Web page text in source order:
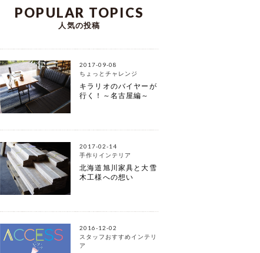
POPULAR TOPICS
人気の投稿
2017-09-08
ちょっとチャレンジ
キラリオのバイヤーが
行く！～名古屋編～
2017-02-14
手作りインテリア
北海道旭川家具と大雪
木工様への想い
2016-12-02
スタッフおすすめインテリ
ア